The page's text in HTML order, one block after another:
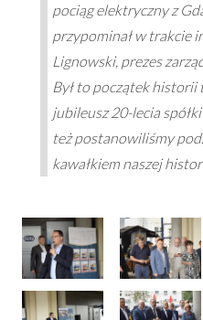
pociąg elektryczny z
przypominał w trakcie
Lignowski, prezes
Był to początek
jubileusz 20-lecia
też postanowiliśmy
kawałkiem naszej